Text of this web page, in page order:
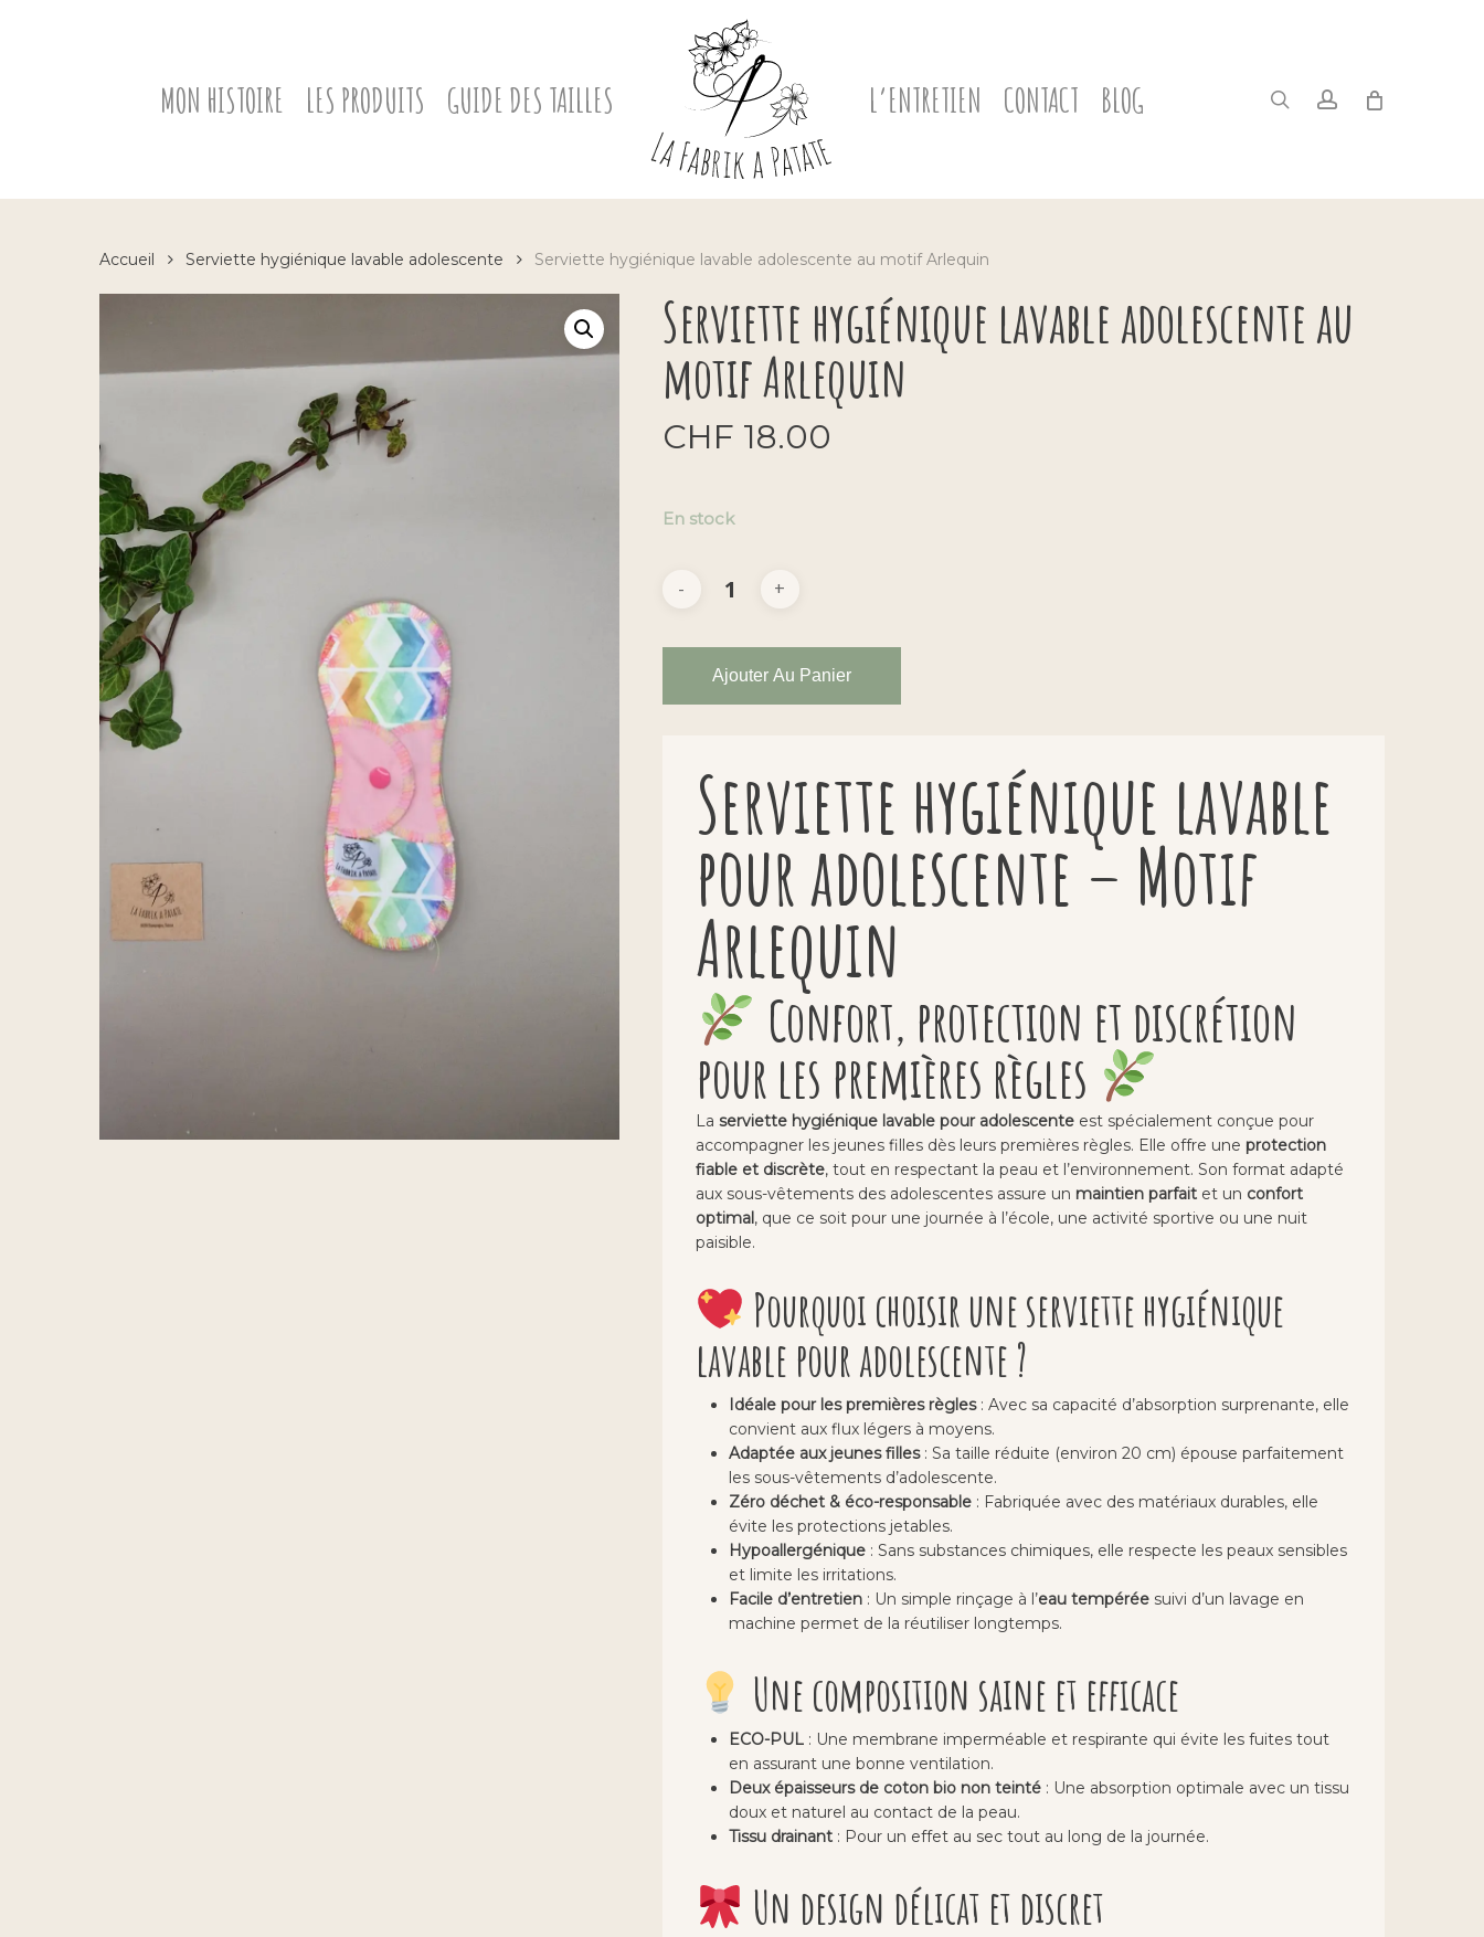
MON HISTOIRE LES PRODUITS GUIDE DES TAILLES L’ENTRETIEN CONTACT BLOG searchaccount
Accueil Serviette hygiénique lavable adolescente Serviette hygiénique lavable adolescente au motif Arlequin
Serviette hygiénique lavable adolescente au
motif Arlequin
CHF 18.00
En stock
Ajouter Au Panier
Serviette hygiénique lavable
pour adolescente – Motif
Arlequin
Confort, protection et discrétion
pour les premières règles
La serviette hygiénique lavable pour adolescenteest spécialement conçue pour
accompagner les jeunes filles dès leurs premières règles. Elle offre une protection
fiable et discrète, tout en respectant la peau et l’environnement. Son format adapté
aux sous-vêtements des adolescentes assure un maintien parfaitet un confort
optimal, que ce soit pour une journée à l’école, une activité sportive ou une nuit
paisible.
Pourquoi choisir une serviette hygiénique
lavable pour adolescente ?
Idéale pour les premières règles: Avec sa capacité d’absorption surprenante, elle
convient aux flux légers à moyens.
Adaptée aux jeunes filles: Sa taille réduite (environ 20 cm) épouse parfaitement
les sous-vêtements d’adolescente.
Zéro déchet & éco-responsable: Fabriquée avec des matériaux durables, elle
évite les protections jetables.
Hypoallergénique: Sans substances chimiques, elle respecte les peaux sensibles
et limite les irritations.
Facile d’entretien: Un simple rinçage à l’eau tempéréesuivi d’un lavage en
machine permet de la réutiliser longtemps.
Une composition saine et efficace
ECO-PUL: Une membrane imperméable et respirante qui évite les fuites tout
en assurant une bonne ventilation.
Deux épaisseurs de coton bio non teinté: Une absorption optimale avec un tissu
doux et naturel au contact de la peau.
Tissu drainant: Pour un effet au sec tout au long de la journée.
Un design délicat et discret